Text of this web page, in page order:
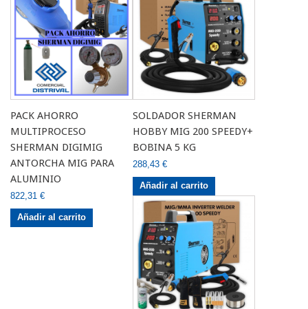
PACK AHORRO
MULTIPROCESO
SHERMAN DIGIMIG
ANTORCHA MIG PARA
ALUMINIO
822,31 €
Añadir al carrito
SOLDADOR SHERMAN
HOBBY MIG 200 SPEEDY+
BOBINA 5 KG
288,43 €
Añadir al carrito